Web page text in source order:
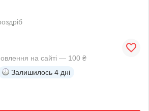
на сайті — 100 ₴
Залишилось 4 дні